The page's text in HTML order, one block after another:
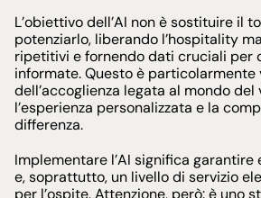
L’obiettivo dell’AI non è sostituire il
potenziarlo, liberando l’hospitality
ripetitivi e fornendo dati cruciali per
informate. Questo è particolarmente
dell’accoglienza legata al mondo del
l’esperienza personalizzata e la
differenza.
Implementare l’AI significa
e, soprattutto, un livello di servizio
per l’ospite. Attenzione, però: è uno